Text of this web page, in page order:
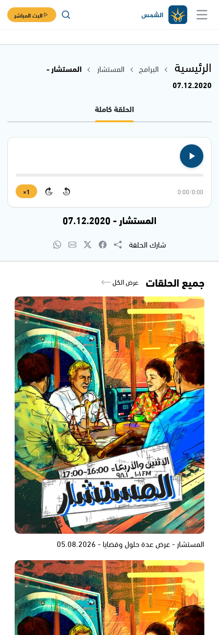
البث المباشر
الرئيسية البرامج المستشار
المستشار -
07.12.2020
الحلقة كاملة
0:00
/
0:00
15
15
1×
المستشار - 07.12.2020
شارك الحلقة
جميع الحلقات عرض الكل
المستشار - عرض عدة حلول وقضايا - 05.08.2026